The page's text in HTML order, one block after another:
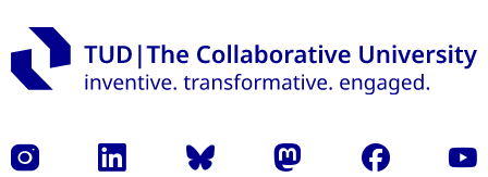
Instagram LinkedIn Bluesky Mastodon Facebook